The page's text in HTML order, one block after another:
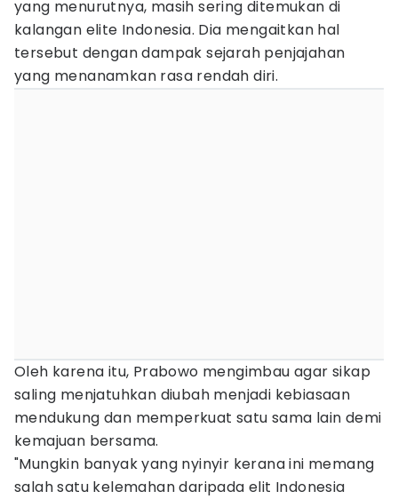
yang menurutnya, masih sering ditemukan di
kalangan elite Indonesia. Dia mengaitkan hal
tersebut dengan dampak sejarah penjajahan
yang menanamkan rasa rendah diri.
Oleh karena itu, Prabowo mengimbau agar sikap
saling menjatuhkan diubah menjadi kebiasaan
mendukung dan memperkuat satu sama lain demi
kemajuan bersama.
"Mungkin banyak yang nyinyir kerana ini memang
salah satu kelemahan daripada elit Indonesia